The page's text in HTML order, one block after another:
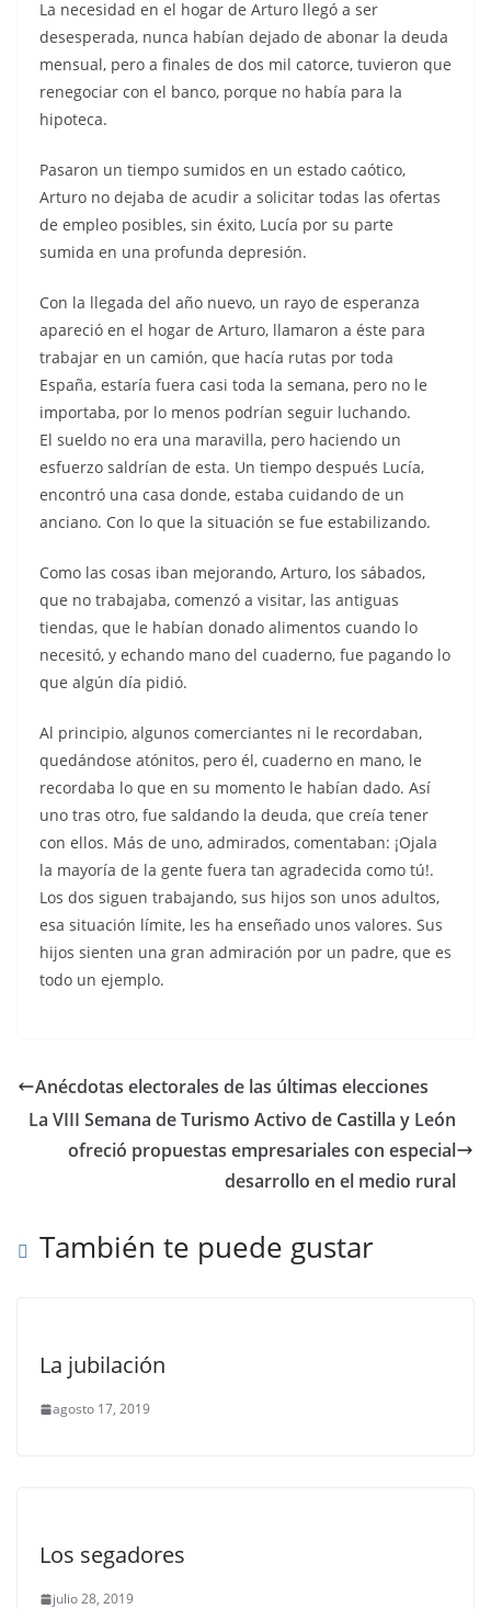
La necesidad en el hogar de Arturo llegó a ser
desesperada, nunca habían dejado de abonar la deuda
mensual, pero a finales de dos mil catorce, tuvieron que
renegociar con el banco, porque no había para la
hipoteca.
Pasaron un tiempo sumidos en un estado caótico,
Arturo no dejaba de acudir a solicitar todas las ofertas
de empleo posibles, sin éxito, Lucía por su parte
sumida en una profunda depresión.
Con la llegada del año nuevo, un rayo de esperanza
apareció en el hogar de Arturo, llamaron a éste para
trabajar en un camión, que hacía rutas por toda
España, estaría fuera casi toda la semana, pero no le
importaba, por lo menos podrían seguir luchando.
El sueldo no era una maravilla, pero haciendo un
esfuerzo saldrían de esta. Un tiempo después Lucía,
encontró una casa donde, estaba cuidando de un
anciano. Con lo que la situación se fue estabilizando.
Como las cosas iban mejorando, Arturo, los sábados,
que no trabajaba, comenzó a visitar, las antiguas
tiendas, que le habían donado alimentos cuando lo
necesitó, y echando mano del cuaderno, fue pagando lo
que algún día pidió.
Al principio, algunos comerciantes ni le recordaban,
quedándose atónitos, pero él, cuaderno en mano, le
recordaba lo que en su momento le habían dado. Así
uno tras otro, fue saldando la deuda, que creía tener
con ellos. Más de uno, admirados, comentaban: ¡Ojala
la mayoría de la gente fuera tan agradecida como tú!.
Los dos siguen trabajando, sus hijos son unos adultos,
esa situación límite, les ha enseñado unos valores. Sus
hijos sienten una gran admiración por un padre, que es
todo un ejemplo.
Anécdotas electorales de las últimas elecciones
La VIII Semana de Turismo Activo de Castilla y León
ofreció propuestas empresariales con especial
desarrollo en el medio rural
También te puede gustar
La jubilación
agosto 17, 2019
Los segadores
julio 28, 2019